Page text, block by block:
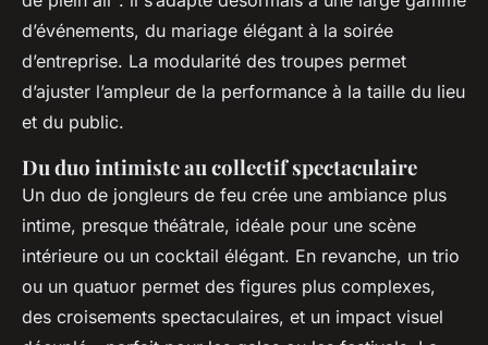
d’événements, du mariage élégant à la soirée
d’entreprise. La modularité des troupes permet
d’ajuster l’ampleur de la performance à la taille du lieu
et du public.
Du duo intimiste au collectif spectaculaire
Un duo de jongleurs de feu crée une ambiance plus
intime, presque théâtrale, idéale pour une scène
intérieure ou un cocktail élégant. En revanche, un trio
ou un quatuor permet des figures plus complexes,
des croisements spectaculaires, et un impact visuel